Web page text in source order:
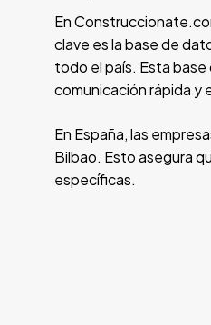
En
clave es la base de
todo el país. Esta
comunicación rápida y
En España, las
Bilbao. Esto asegura
específicas.